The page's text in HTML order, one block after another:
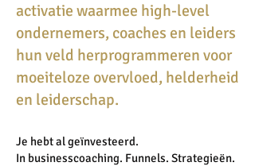
activatie waarmee high-level
ondernemers, coaches en leiders
hun veld herprogrammeren voor
moeiteloze overvloed, helderheid
en leiderschap.
Je hebt al geïnvesteerd.
In businesscoaching. Funnels. Strategieën.